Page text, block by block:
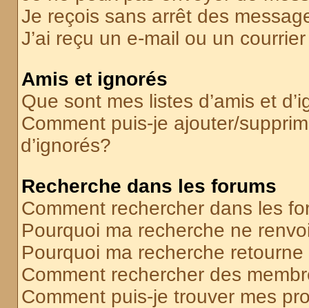
Je reçois sans arrêt des
J’ai reçu un e-mail ou un
Amis et ignorés
Que sont mes listes d’amis et
Comment puis-je ajouter/
d’ignorés?
Recherche dans les forums
Comment rechercher dans les
Pourquoi ma recherche ne
Pourquoi ma recherche
Comment rechercher des
Comment puis-je trouver mes